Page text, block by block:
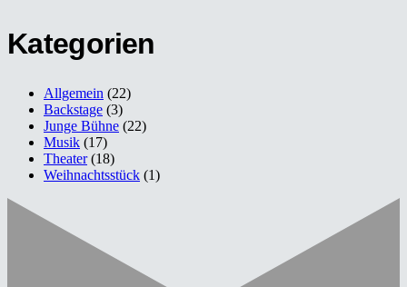
Kategorien
Allgemein (22)
Backstage (3)
Junge Bühne (22)
Musik (17)
Theater(18)
Weihnachtsstück (1)